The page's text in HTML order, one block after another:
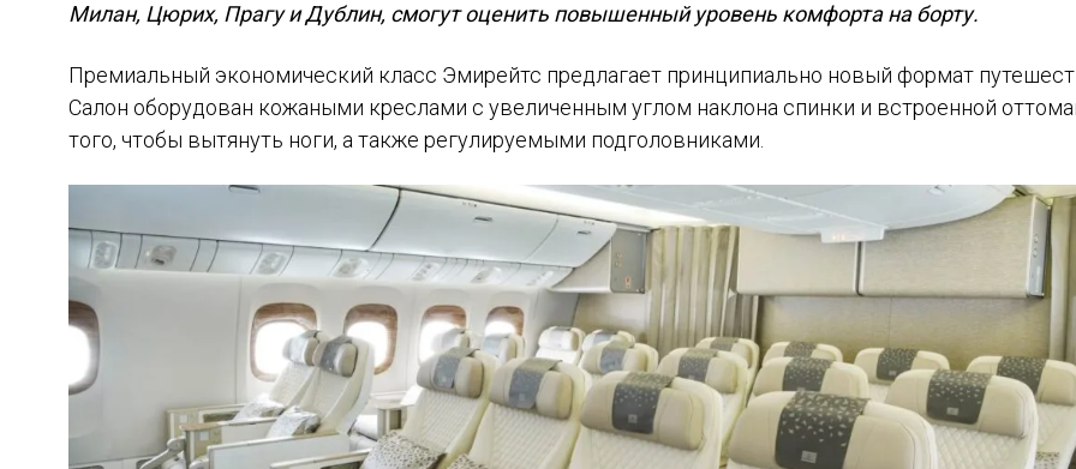
Милан, Цюрих, Прагу и Дублин, смогут оценить повышенный уровень комфорта на борту.
Премиальный экономический класс Эмирейтс предлагает принципиально новый формат
Салон оборудован кожаными креслами с увеличенным углом наклона спинки и встроенной
того, чтобы вытянуть ноги, а также регулируемыми подголовниками.